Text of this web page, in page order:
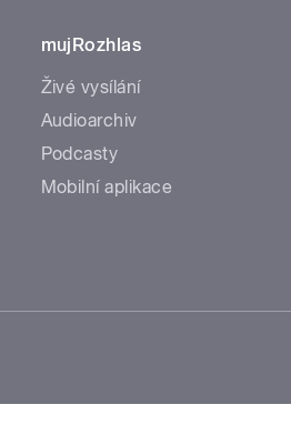
mujRozhlas
Živé vysílání
Audioarchiv
Podcasty
Mobilní aplikace